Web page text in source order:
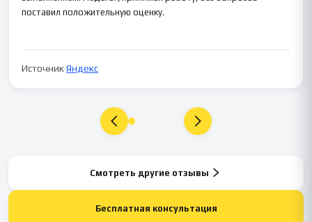
поставил положительную оценку.
ИсточникЯндекс
Смотреть другие отзывы
Бесплатная консультация